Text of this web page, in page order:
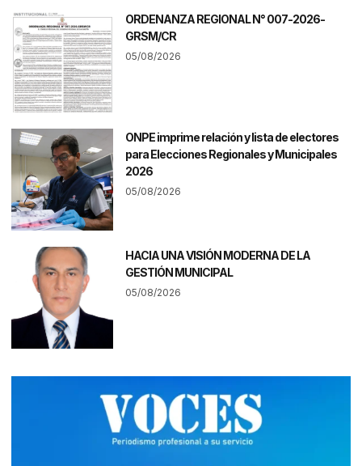
ORDENANZA REGIONAL N° 007-2026-
GRSM/CR
05/08/2026
ONPE imprime relación y lista de electores
para Elecciones Regionales y Municipales
2026
05/08/2026
HACIA UNA VISIÓN MODERNA DE LA
GESTIÓN MUNICIPAL
05/08/2026